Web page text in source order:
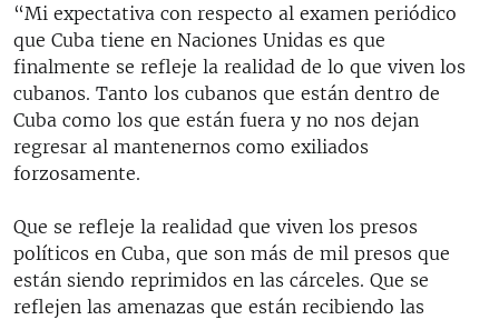
“Mi expectativa con respecto al examen periódico
que Cuba tiene en Naciones Unidas es que
finalmente se refleje la realidad de lo que viven los
cubanos. Tanto los cubanos que están dentro de
Cuba como los que están fuera y no nos dejan
regresar al mantenernos como exiliados
forzosamente.
Que se refleje la realidad que viven los presos
políticos en Cuba, que son más de mil presos que
están siendo reprimidos en las cárceles. Que se
reflejen las amenazas que están recibiendo las